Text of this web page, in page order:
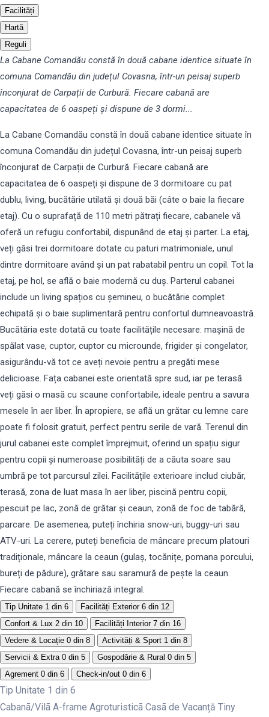
Facilități
Hartă
Reguli
La Cabane Comandău constă în două cabane identice situate în
comuna Comandău din județul Covasna, într-un peisaj superb
înconjurat de Carpații de Curbură. Fiecare cabană are
capacitatea de 6 oaspeți și dispune de 3 dormi...
La Cabane Comandău constă în două cabane identice situate în
comuna Comandău din județul Covasna, într-un peisaj superb
înconjurat de Carpații de Curbură. Fiecare cabană are
capacitatea de 6 oaspeți și dispune de 3 dormitoare cu pat
dublu, living, bucătărie utilată și două băi (câte o baie la fiecare
etaj). Cu o suprafață de 110 metri pătrați fiecare, cabanele vă
oferă un refugiu confortabil, dispunând de etaj și parter. La etaj,
veți găsi trei dormitoare dotate cu paturi matrimoniale, unul
dintre dormitoare având și un pat rabatabil pentru un copil. Tot la
etaj, pe hol, se află o baie modernă cu duș. Parterul cabanei
include un living spațios cu șemineu, o bucătărie complet
echipată și o baie suplimentară pentru confortul dumneavoastră.
Bucătăria este dotată cu toate facilitățile necesare: mașină de
spălat vase, cuptor, cuptor cu microunde, frigider și congelator,
asigurându-vă tot ce aveți nevoie pentru a pregăti mese
delicioase. Fața cabanei este orientată spre sud, iar pe terasă
veți găsi o masă cu scaune confortabile, ideale pentru a savura
mesele în aer liber. În apropiere, se află un grătar cu lemne care
poate fi folosit gratuit, perfect pentru serile de vară. Terenul din
jurul cabanei este complet împrejmuit, oferind un spațiu sigur
pentru copii și numeroase posibilități de a căuta soare sau
umbră pe tot parcursul zilei. Facilitățile exterioare includ ciubăr,
terasă, zona de luat masa în aer liber, piscină pentru copii,
pescuit pe lac, zonă de grătar și ceaun, zonă de foc de tabără,
parcare. De asemenea, puteți închiria snow-uri, buggy-uri sau
ATV-uri. La cerere, puteți beneficia de mâncare precum platouri
tradiționale, mâncare la ceaun (gulaș, tocănițe, pomana porcului,
bureți de pădure), grătare sau saramură de pește la ceaun.
Fiecare cabană se închiriază integral.
Tip Unitate 1 din 6 Facilități Exterior 6 din 12
Confort & Lux 2 din 10 Facilități Interior 7 din 16
Vedere & Locație 0 din 8 Activități & Sport 1 din 8
Servicii & Extra 0 din 5 Gospodărie & Rural 0 din 5
Agrement 0 din 6 Check-in/out 0 din 6
Tip Unitate 1 din 6
Cabanã/Vilã A-frame Agroturisticã Casã de Vacanță Tiny